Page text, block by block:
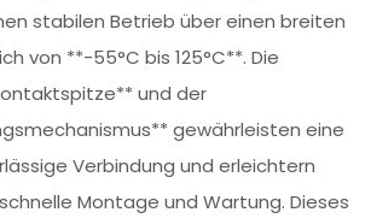
stabilen Betrieb über einen breiten
von **-55°C bis 125°C**. Die
und der
gewährleisten eine
Verbindung und erleichtern
Montage und Wartung. Dieses